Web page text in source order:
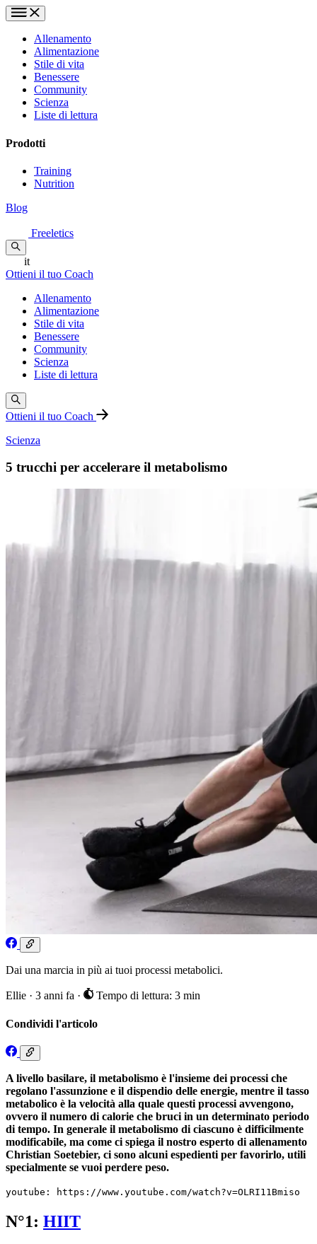
Allenamento
Alimentazione
Stile di vita
Benessere
Community
Scienza
Liste di lettura
Prodotti
Training
Nutrition
Blog
Freeletics
it
Ottieni il tuo Coach
Allenamento
Alimentazione
Stile di vita
Benessere
Community
Scienza
Liste di lettura
Ottieni il tuo Coach
Scienza
5 trucchi per accelerare il metabolismo
Dai una marcia in più ai tuoi processi metabolici.
Ellie · 3 anni fa · Tempo di lettura: 3 min
Condividi l'articolo
A livello basilare, il metabolismo è l'insieme dei processi che
regolano l'assunzione e il dispendio delle energie, mentre il tasso
metabolico è la velocità alla quale questi processi avvengono,
ovvero il numero di calorie che bruci in un determinato periodo
di tempo. In generale il metabolismo di ciascuno è difficilmente
modificabile, ma come ci spiega il nostro esperto di allenamento
Christian Soetebier, ci sono alcuni espedienti per favorirlo, utili
specialmente se vuoi perdere peso.
youtube: https://www.youtube.com/watch?v=OLRI11Bmiso
N°1: HIIT